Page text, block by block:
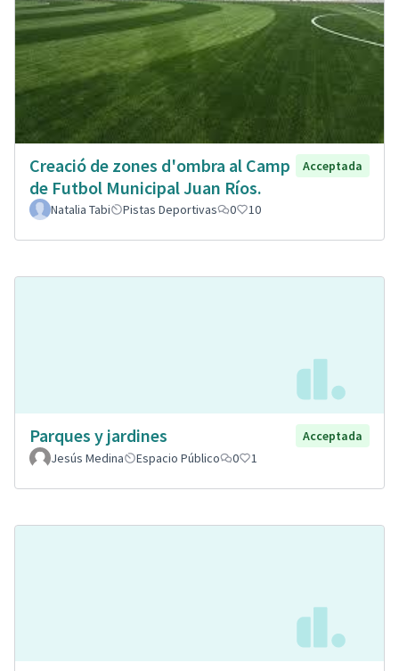
Creació de zones d'ombra al Camp
de Futbol Municipal Juan Ríos.
Acceptada
Natalia Tabi Pistas Deportivas 0 10
Parques y jardines
Acceptada
Jesús Medina
Espacio Público 0 1